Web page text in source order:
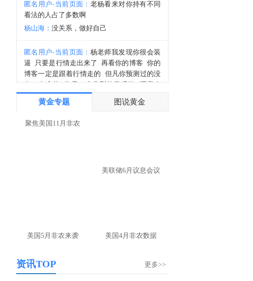
匿名用户-当前页面： 老杨看来对你持有不同
看法的人占了多数啊
杨山海： 没关系，做好自己
匿名用户-当前页面： 杨老师我发现你很会装
逼 只要是行情走出来了 再看你的博客 你的
博客一定是跟着行情走的 但凡你预测过的没
有一次准的 你是一个典型的马后炮 还喜欢
装逼
是反复强调思路，反复提示布局，没看见每
个单，你再看你，等到4250做多？给你4250
还有机会出来吗？请老师指导一下谢谢！
匿名用户-当前页面：老师 今天黄金怎么看
黄金专题 图说黄金
聚焦美国11月非农
美联储6月议息会议
美国5月非农来袭 美国4月非农数据
更多>>
资讯TOP